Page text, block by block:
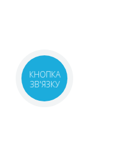
КНОПКА
ЗВ'ЯЗКУ